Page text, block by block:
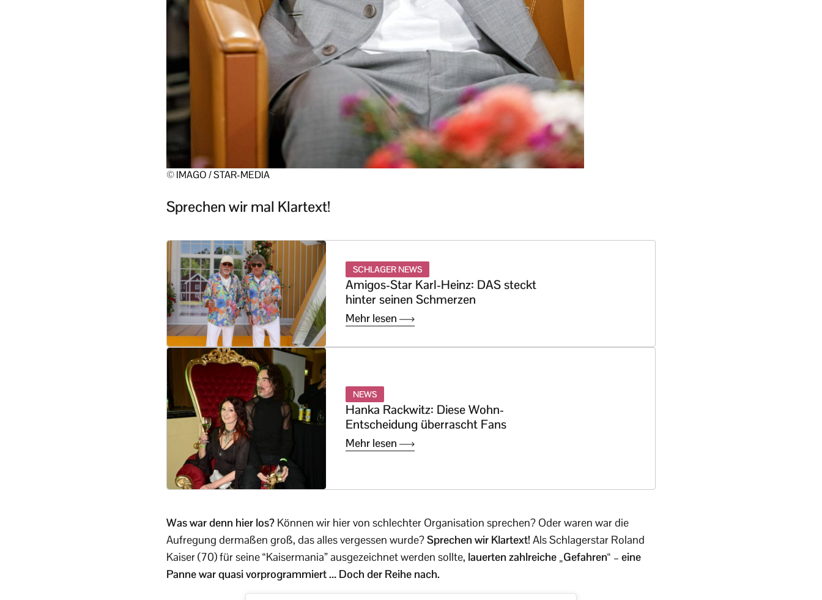
© IMAGO / STAR-MEDIA
Sprechen wir mal Klartext!
SCHLAGER NEWS
Amigos-Star Karl-Heinz: DAS steckt
hinter seinen Schmerzen
Mehr lesen
NEWS
Hanka Rackwitz: Diese Wohn-
Entscheidung überrascht Fans
Mehr lesen
Was war denn hier los? Können wir hier von schlechter Organisation sprechen? Oder waren war die
Aufregung dermaßen groß, das alles vergessen wurde?Sprechen wir Klartext! Als Schlagerstar Roland
Kaiser (70) für seine “Kaisermania” ausgezeichnet werden sollte, lauerten zahlreiche „Gefahren“ – eine
Panne war quasi vorprogrammiert … Doch der Reihe nach.